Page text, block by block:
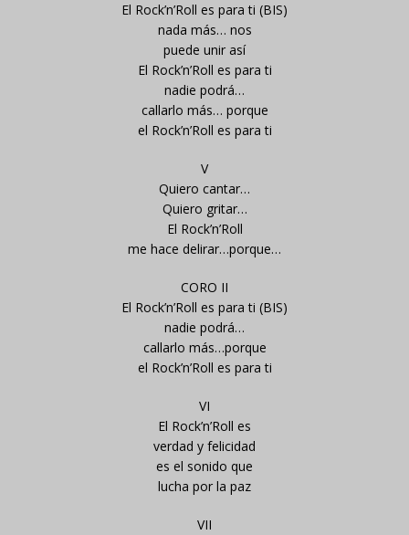
El Rock’n’Roll es para ti (BIS)
nada más… nos
puede unir así
El Rock’n’Roll es para ti
nadie podrá…
callarlo más… porque
el Rock’n’Roll es para ti
V
Quiero cantar…
Quiero gritar…
El Rock’n’Roll
me hace delirar…porque…
CORO II
El Rock’n’Roll es para ti (BIS)
nadie podrá…
callarlo más…porque
el Rock’n’Roll es para ti
VI
El Rock’n’Roll es
verdad y felicidad
es el sonido que
lucha por la paz
VII